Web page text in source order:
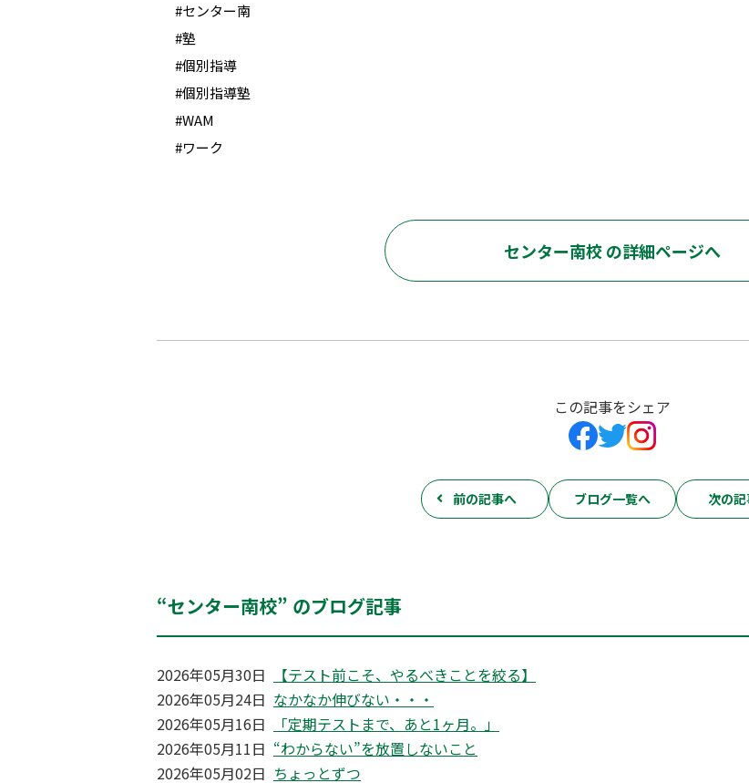
#センター南
#塾
#個別指導
#個別指導塾
#WAM
#ワーク
センター南校 の詳細ページへ
この記事をシェア
前の記事へ ブログ一覧へ 次の
“センター南校” のブログ記事
2026年05月30日
【テスト前こそ、やるべきことを絞る】
2026年05月24日 なかなか伸びない・・・
2026年05月16日
「定期テストまで、あと1ヶ月。」
2026年05月11日 “わからない”を放置しないこと
2026年05月02日 ちょっとずつ